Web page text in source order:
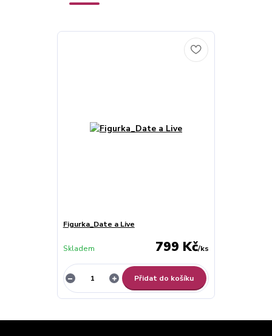
Figurka_Date a Live
799 Kč/ks
Skladem
Přidat do košíku